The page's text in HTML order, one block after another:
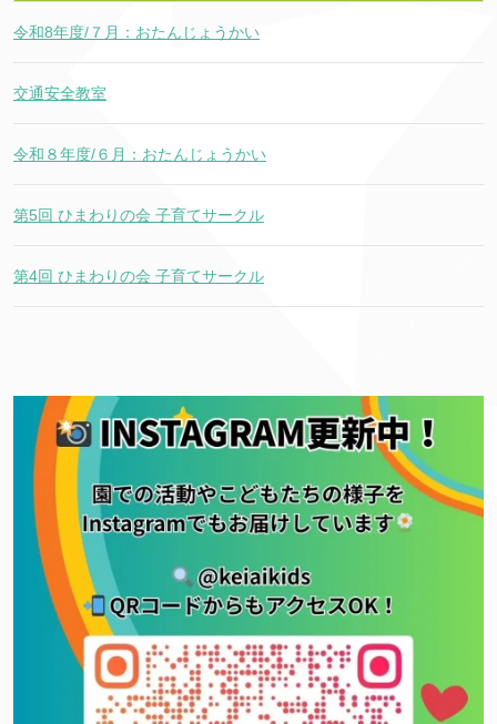
令和8年度/７月：おたんじょうかい
交通安全教室
令和８年度/６月：おたんじょうかい
第5回 ひまわりの会 子育てサークル
第4回 ひまわりの会 子育てサークル